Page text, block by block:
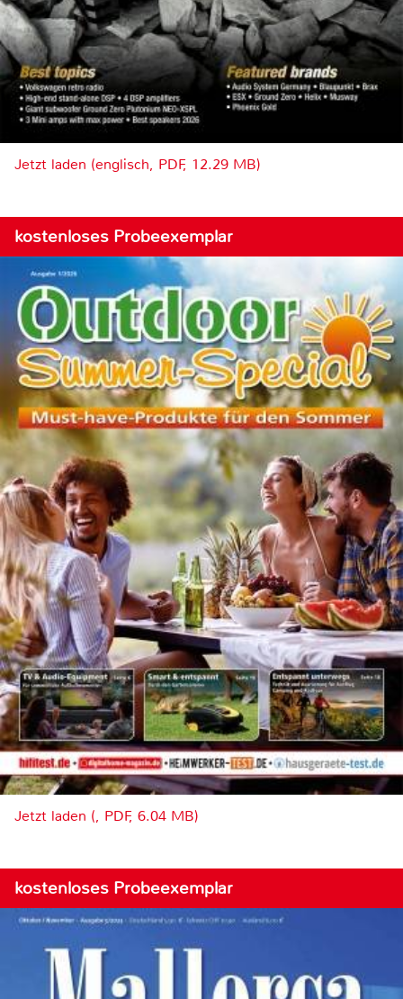
Jetzt laden (englisch, PDF, 12.29 MB)
kostenloses Probeexemplar
Jetzt laden (, PDF, 6.04 MB)
kostenloses Probeexemplar